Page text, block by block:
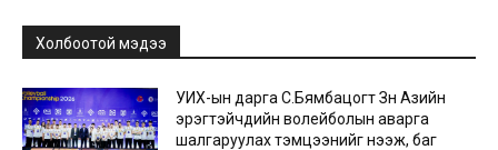
Холбоотой мэдээ
УИХ-ын дарга С.Бямбацогт Зүүн Азийн
эрэгтэйчүүдийн волейболын аварга
шалгаруулах тэмцээнийг нээж, баг